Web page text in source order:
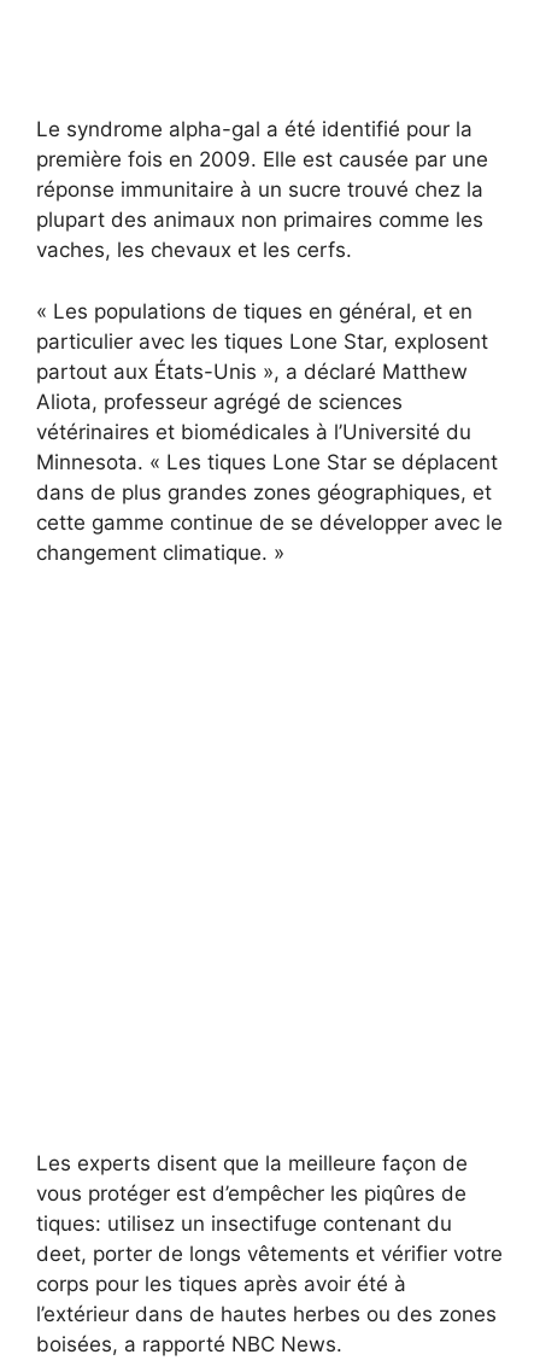
Le syndrome alpha-gal a été identifié pour la
première fois en 2009. Elle est causée par une
réponse immunitaire à un sucre trouvé chez la
plupart des animaux non primaires comme les
vaches, les chevaux et les cerfs.
« Les populations de tiques en général, et en
particulier avec les tiques Lone Star, explosent
partout aux États-Unis », a déclaré Matthew
Aliota, professeur agrégé de sciences
vétérinaires et biomédicales à l’Université du
Minnesota. « Les tiques Lone Star se déplacent
dans de plus grandes zones géographiques, et
cette gamme continue de se développer avec le
changement climatique. »
Les experts disent que la meilleure façon de
vous protéger est d’empêcher les piqûres de
tiques: utilisez un insectifuge contenant du
deet, porter de longs vêtements et vérifier votre
corps pour les tiques après avoir été à
l’extérieur dans de hautes herbes ou des zones
boisées, a rapporté NBC News.